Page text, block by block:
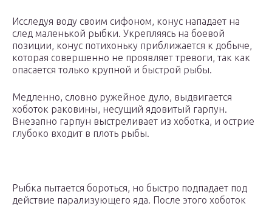
Исследуя воду своим сифоном, конус нападает на
след маленькой рыбки. Укрепляясь на боевой
позиции, конус потихоньку приближается к добыче,
которая совершенно не проявляет тревоги, так как
опасается только крупной и быстрой рыбы.
Медленно, словно ружейное дуло, выдвигается
хоботок раковины, несущий ядовитый гарпун.
Внезапно гарпун выстреливает из хоботка, и острие
глубоко входит в плоть рыбы.
Рыбка пытается бороться, но быстро подпадает под
действие парализующего яда. После этого хоботок